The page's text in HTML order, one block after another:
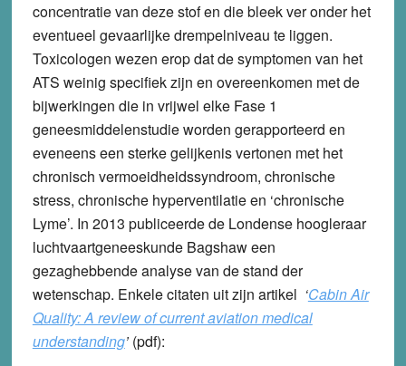
concentratie van deze stof en die bleek ver onder het
eventueel gevaarlijke drempelniveau te liggen.
Toxicologen wezen erop dat de symptomen van het
ATS weinig specifiek zijn en overeenkomen met de
bijwerkingen die in vrijwel elke Fase 1
geneesmiddelenstudie worden gerapporteerd en
eveneens een sterke gelijkenis vertonen met het
chronisch vermoeidheidssyndroom, chronische
stress, chronische hyperventilatie en ‘chronische
Lyme’. In 2013 publiceerde de Londense hoogleraar
luchtvaartgeneeskunde Bagshaw een
gezaghebbende analyse van de stand der
wetenschap. Enkele citaten uit zijn artikel ‘Cabin Air
Quality: A review of current aviation medical
understanding’(pdf):